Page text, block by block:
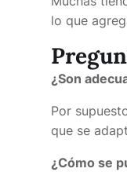
lo que
¿Son
Por
que se
¿Cómo se